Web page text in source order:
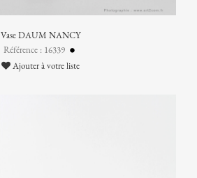
Vase DAUM NANCY
Référence : 16339
Ajouter à votre liste